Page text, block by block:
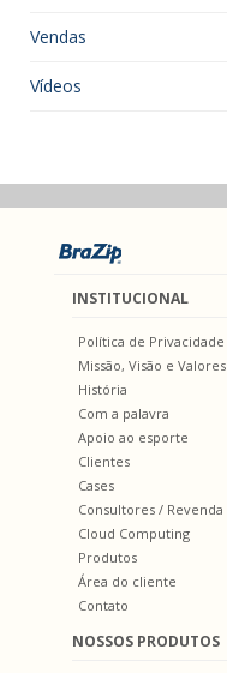
Vendas
Vídeos
INSTITUCIONAL
Política de Privacidade
Missão, Visão e Valores
História
Com a palavra
Apoio ao esporte
Clientes
Cases
Consultores / Revenda
Cloud Computing
Produtos
Área do cliente
Contato
NOSSOS PRODUTOS